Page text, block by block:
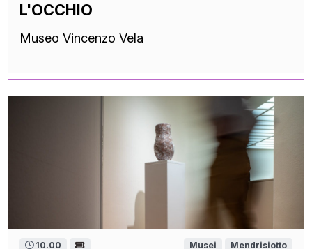
L'OCCHIO
Museo Vincenzo Vela
10.00 Musei Mendrisiotto